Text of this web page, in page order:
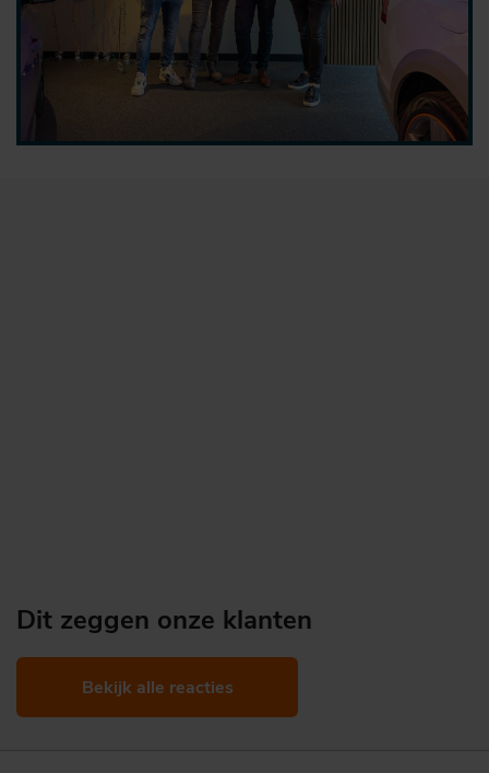
Dit zeggen onze klanten
Bekijk alle reacties